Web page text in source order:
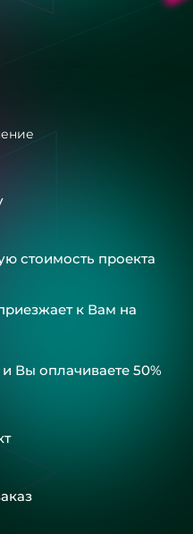
стоимость проекта
к Вам на
Вы оплачиваете 50%